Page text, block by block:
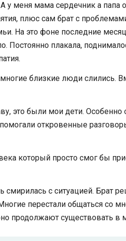
у меня мама сердечник а папа
плюс сам брат с
На это фоне последние
Постоянно плакала,
близкие люди слились.
это были мои дети. Особенно
откровенные
который просто смог бы
с ситуацией. Брат
перестали общаться со
продолжают существовать в